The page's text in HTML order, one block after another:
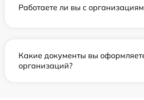
Работаете ли вы с
Какие документы вы
организаций?